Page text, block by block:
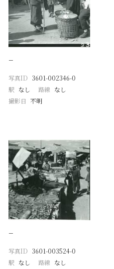
−
写真ID 3601-002346-0
駅 なし 路線 なし
撮影日 不明
−
写真ID 3601-003524-0
駅 なし 路線 なし